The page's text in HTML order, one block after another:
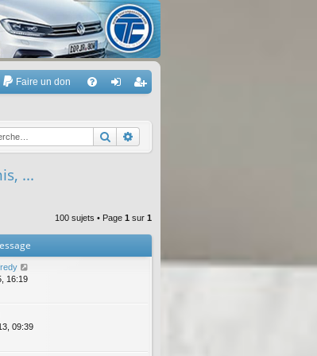
Faire un don
Q ne
xi
nr
eg
r
Rechercher
...
100 sujets • Page 1 sur 1
16:19
09:39